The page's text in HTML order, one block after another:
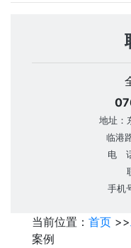
地址：
临港
电
手机
当前位置： 首页 >>
案例